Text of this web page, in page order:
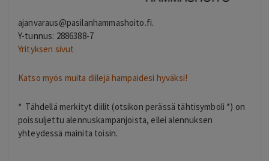
ajanvaraus@pasilanhammashoito.fi.
Y-tunnus: 2886388-7
Yrityksen sivut
Katso myös muita diilejä hampaidesi hyväksi!
* Tähdellä merkityt diilit (otsikon perässä tähtisymboli *) on
poissuljettu alennuskampanjoista, ellei alennuksen
yhteydessä mainita toisin.